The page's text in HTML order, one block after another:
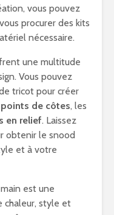
vous pouvez
procurer des kits
nécessaire.
une multitude
Vous pouvez
tricot pour créer
points de côtes, les
en relief. Laissez
obtenir le snood
et à votre
est une
chaleur, style et